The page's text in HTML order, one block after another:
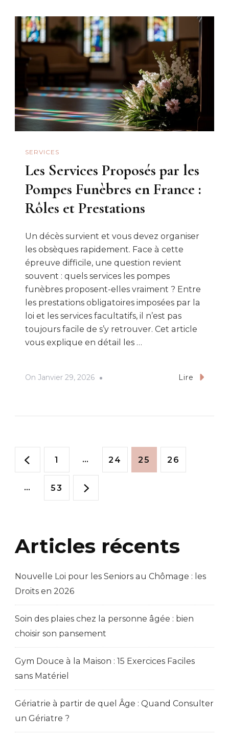
SERVICES
Les Services Proposés par les
Pompes Funèbres en France :
Rôles et Prestations
Un décès survient et vous devez organiser
les obsèques rapidement. Face à cette
épreuve difficile, une question revient
souvent : quels services les pompes
funèbres proposent-elles vraiment ? Entre
les prestations obligatoires imposées par la
loi et les services facultatifs, il n’est pas
toujours facile de s’y retrouver. Cet article
vous explique en détail les …
On Janvier 29, 2026 Lire
Pagination
des
publications
Page
1 … Page
24 Page
25 Page
26
… Page
53
Articles récents
Nouvelle Loi pour les Seniors au Chômage : les
Droits en 2026
Soin des plaies chez la personne âgée : bien
choisir son pansement
Gym Douce à la Maison : 15 Exercices Faciles
sans Matériel
Gériatrie à partir de quel Âge : Quand Consulter
un Gériatre ?